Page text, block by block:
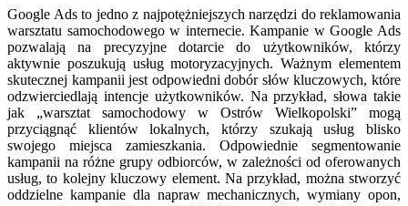
Google Ads to jedno z najpotężniejszych narzędzi do reklamowania
warsztatu samochodowego w internecie. Kampanie w Google Ads
pozwalają na precyzyjne dotarcie do użytkowników, którzy
aktywnie poszukują usług motoryzacyjnych. Ważnym elementem
skutecznej kampanii jest odpowiedni dobór słów kluczowych, które
odzwierciedlają intencje użytkowników. Na przykład, słowa takie
jak „warsztat samochodowy w Ostrów Wielkopolski” mogą
przyciągnąć klientów lokalnych, którzy szukają usług blisko
swojego miejsca zamieszkania. Odpowiednie segmentowanie
kampanii na różne grupy odbiorców, w zależności od oferowanych
usług, to kolejny kluczowy element. Na przykład, można stworzyć
oddzielne kampanie dla napraw mechanicznych, wymiany opon,